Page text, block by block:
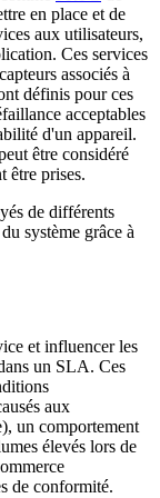
en place et de
aux utilisateurs,
Ces services
associés à
définis pour ces
acceptables
d'un appareil.
être considéré
être prises.
de différents
système grâce à
et influencer les
un SLA. Ces
aux
un comportement
élevés lors de
de conformité.